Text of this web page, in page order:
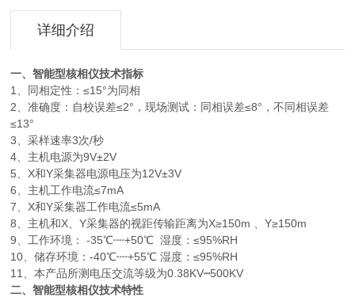
详细介绍
一、智能型核相仪技术指标
1、同相定性：≤15°为同相
2、准确度：自校误差≤2°，现场测试：同相误差≤8°，不同相误差
≤13°
3、采样速率3次/秒
4、主机电源为9V±2V
5、X和Y采集器电源电压为12V±3V
6、主机工作电流≤7mA
7、X和Y采集器工作电流≤5mA
8、主机和X、Y采集器的视距传输距离为X≥150m 、Y≥150m
9、工作环境： -35℃┉+50℃ 湿度：≤95%RH
10、储存环境：-40℃┉+55℃ 湿度：≤95%RH
11、本产品所测电压交流等级为0.38KV┉500KV
二、智能型核相仪技术特性